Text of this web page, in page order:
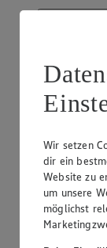
Route
Wir setzen
dir ein
Website zu
um unsere
möglichst